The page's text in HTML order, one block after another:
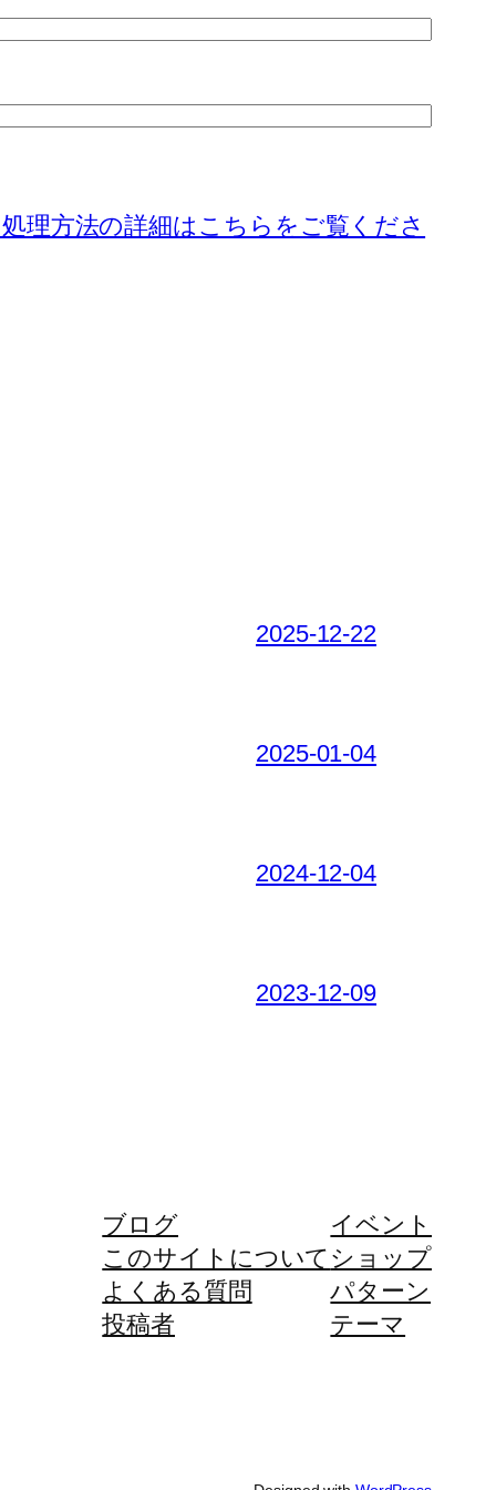
理方法の詳細はこちらをご覧くださ
2025-12-22
2025-01-04
2024-12-04
2023-12-09
ブログ
このサイトについて
よくある質問
投稿者
イベント
ショップ
パターン
テーマ